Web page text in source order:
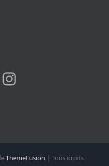
Facebook
ThemeFusion | Tous droits